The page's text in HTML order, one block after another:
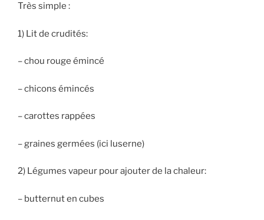
Très simple :
1) Lit de crudités:
–chou rouge émincé
– chicons émincés
– carottes rappées
– graines germées (ici luserne)
2) Légumes vapeur pour ajouter de la chaleur:
– butternut en cubes